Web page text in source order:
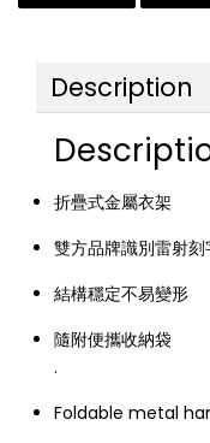
Description
折疊式金屬衣架
雙方品牌識別雷射刻
結構穩定不易變形
隨附便攜收納袋
.
Foldable metal